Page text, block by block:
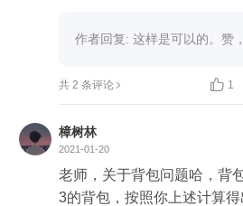
dp[tn][rw] = max(dp[tn-
      }
  }
  return dp[N][W];
}
作者回复: 这样是可以的。赞
共 2 条评论  1
樟树林
2021-01-20
老师，关于背包问题哈，背
3的背包，按照你上述计算